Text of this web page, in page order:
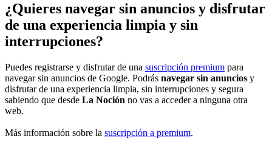
¿Quieres navegar sin anuncios y disfrutar
de una experiencia limpia y sin
interrupciones?
Puedes registrarse y disfrutar de una suscripción premium para
navegar sin anuncios de Google. Podrás navegar sin anuncios y
disfrutar de una experiencia limpia, sin interrupciones y segura
sabiendo que desde La Noción no vas a acceder a ninguna otra
web.
Más información sobre la suscripción a premium.